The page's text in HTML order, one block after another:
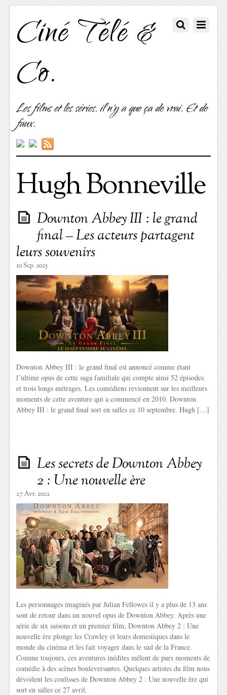
Ciné Télé &
Co.
Les films et les séries, il n'y a que ça de vrai. Et de
faux.
Hugh Bonneville
Downton Abbey III : le grand
final – Les acteurs partagent
leurs souvenirs
10 Sep. 2025
Downton Abbey III : le grand final est annoncé comme étant
l’ultime opus de cette saga familiale qui compte ainsi 52 épisodes
et trois longs métrages. Les comédiens reviennent sur les meilleurs
moments de cette aventure qui a commencé en 2010. Downton
Abbey III : le grand final sort en salles ce 10 septembre. Hugh […]
Les secrets de Downton Abbey
2 : Une nouvelle ère
27 Avr. 2022
Les personnages imaginés par Julian Fellowes il y a plus de 13 ans
sont de retour dans un nouvel opus de Downton Abbey. Après une
série de six saisons et un premier film, Downton Abbey 2 : Une
nouvelle ère plonge les Crawley et leurs domestiques dans le
monde du cinéma et les fait voyager dans le sud de la France.
Comme toujours, ces aventures inédites mêlent de purs moments de
comédie à des scènes bouleversantes. Quelques artistes du film nous
dévoilent les coulisses de Downton Abbey 2 : Une nouvelle ère qui
sort en salles ce 27 avril.